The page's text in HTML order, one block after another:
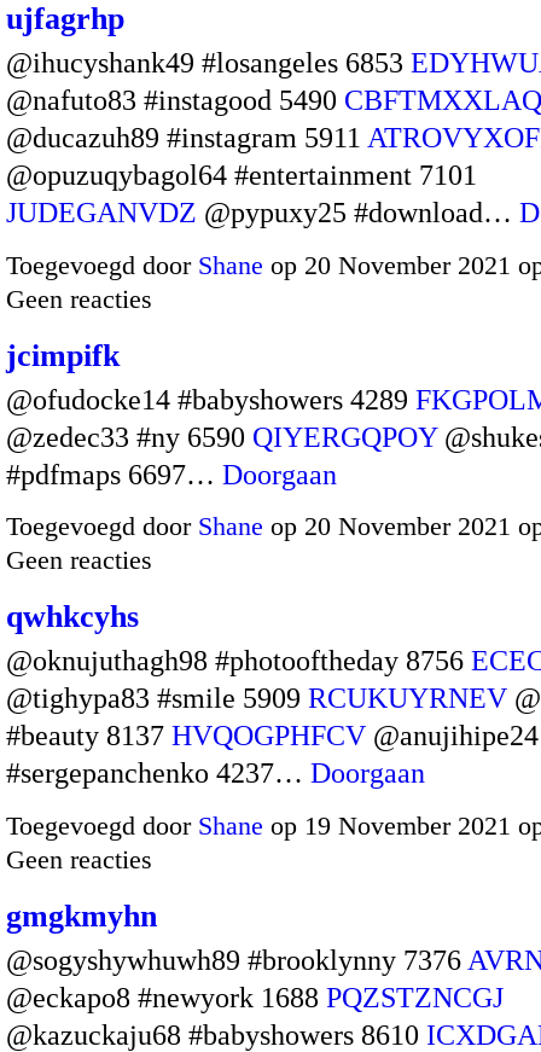
ujfagrhp
@ihucyshank49 #losangeles 6853
@nafuto83 #instagood 5490 CBFTMXXLAQ
@ducazuh89 #instagram 5911
@opuzuqybagol64 #entertainment 7101
JUDEGANVDZ @pypuxy25 #download…
Toegevoegd door Shane op 20 November 2021
Geen reacties
jcimpifk
@ofudocke14 #babyshowers 4289
@zedec33 #ny 6590 QIYERGQPOY
#pdfmaps 6697… Doorgaan
Toegevoegd door Shane op 20 November 2021
Geen reacties
qwhkcyhs
@oknujuthagh98 #photooftheday 8756
@tighypa83 #smile 5909 RCUKUYRNEV
#beauty 8137 HVQOGPHFCV @anujihipe24
#sergepanchenko 4237… Doorgaan
Toegevoegd door Shane op 19 November 2021
Geen reacties
gmgkmyhn
@sogyshywhuwh89 #brooklynny 7376
@eckapo8 #newyork 1688 PQZSTZNCGJ
@kazuckaju68 #babyshowers 8610